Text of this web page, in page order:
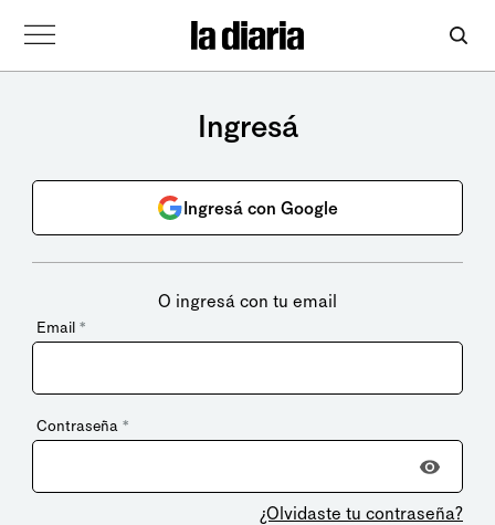
Ingresá
Ingresá con Google
O ingresá con tu email
Email *
Contraseña *
¿Olvidaste tu contraseña?